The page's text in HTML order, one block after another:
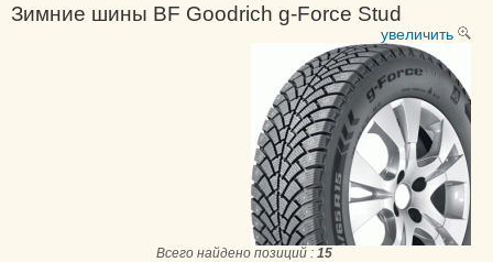
Mud-Terrain T/A KM3
Зимние шины BF Goodrich g-Force Stud
увеличить
Всего найдено позиций : 15